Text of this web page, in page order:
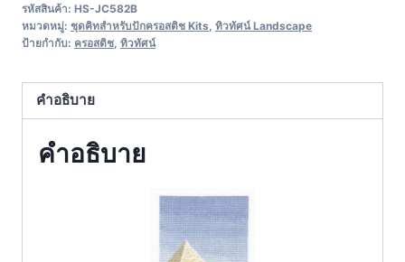
รหัสสินค้า: HS-JC582B
หมวดหมู่: ชุดคิทสำหรับปักครอสติช Kits ทิวทัศน์ Landscape
ป้ายกำกับ: ครอสติช ทิวทัศน์
คำอธิบาย
คำอธิบาย